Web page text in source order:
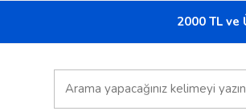
2000 TL ve